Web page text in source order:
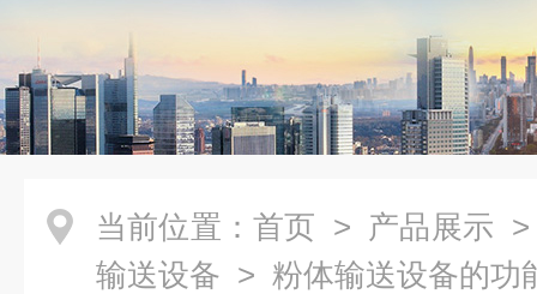
当前位置： 首页 > 产品展示
输送设备 > 粉体输送设备的功